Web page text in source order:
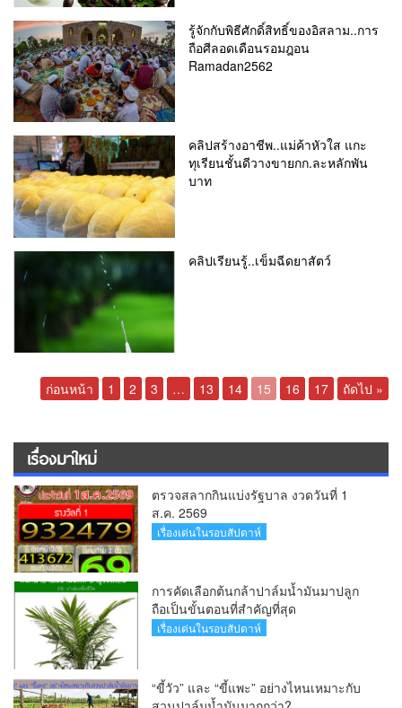
รู้จักกับพิธีศักดิ์สิทธิ์ของอิสลาม..การ
ถือศีลอดเดือนรอมฎอน
Ramadan2562
คลิปสร้างอาชีพ..แม่ค้าหัวใส แกะ
ทุเรียนชั้นดีวางขายกก.ละหลักพัน
บาท
คลิปเรียนรู้..เข็มฉีดยาสัตว์
ก่อนหน้า 1 2 3 … 13 14 15 16 17 ถัดไป »
เรื่องมาใหม่
ตรวจสลากกินแบ่งรัฐบาล งวดวันที่ 1
ส.ค. 2569
เรื่องเด่นในรอบสัปดาห์
การคัดเลือกต้นกล้าปาล์มน้ำมันมาปลูก
ถือเป็นขั้นตอนที่สำคัญที่สุด
เรื่องเด่นในรอบสัปดาห์
“ขี้วัว” และ “ขี้แพะ” อย่างไหนเหมาะกับ